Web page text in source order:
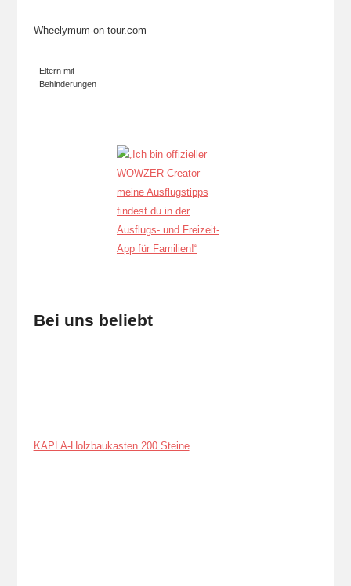
Wheelymum-on-tour.com
Eltern mit
Behinderungen
Bei uns beliebt
KAPLA-Holzbaukasten 200 Steine